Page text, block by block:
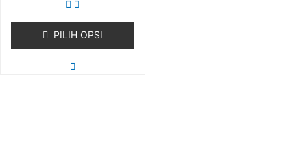
PILIH OPSI
Pilihan
ini
dapat
diambil
di